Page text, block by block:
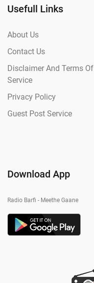
Usefull Links
About Us
Contact Us
Disclaimer And Terms Of
Service
Privacy Policy
Guest Post Service
Download App
Radio Barfi - Meethe Gaane